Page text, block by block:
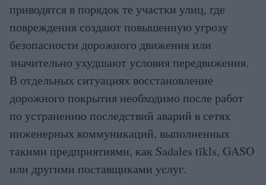
приводятся в порядок те участки улиц, где
повреждения создают повышенную угрозу
безопасности дорожного движения или
значительно ухудшают условия передвижения.
В отдельных ситуациях восстановление
дорожного покрытия необходимо после работ
по устранению последствий аварий в сетях
инженерных коммуникаций, выполненных
такими предприятиями, как Sadales tīkls, GASO
или другими поставщиками услуг.